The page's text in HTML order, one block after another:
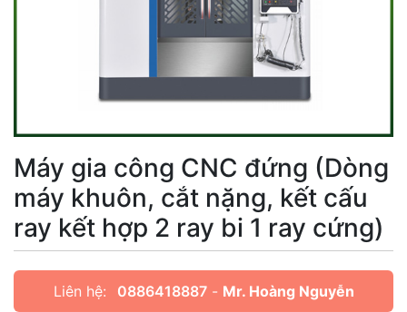
Máy gia công CNC đứng (Dòng
máy khuôn, cắt nặng, kết cấu
ray kết hợp 2 ray bi 1 ray cứng)
Liên hệ: 0886418887- Mr. Hoàng Nguyễn